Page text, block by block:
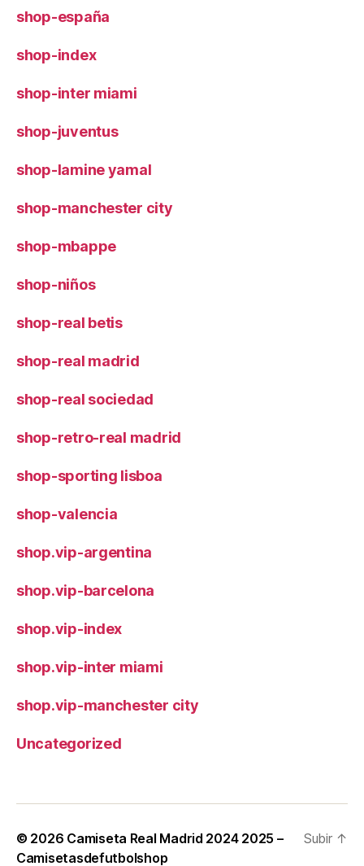
shop-españa
shop-index
shop-inter miami
shop-juventus
shop-lamine yamal
shop-manchester city
shop-mbappe
shop-niños
shop-real betis
shop-real madrid
shop-real sociedad
shop-retro-real madrid
shop-sporting lisboa
shop-valencia
shop.vip-argentina
shop.vip-barcelona
shop.vip-index
shop.vip-inter miami
shop.vip-manchester city
Uncategorized
© 2026 Camiseta Real Madrid 2024 2025 –
Camisetasdefutbolshop
Subir ↑